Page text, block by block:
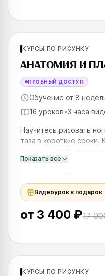
SKILLS UP
КУРСЫ ПО РИСУНКУ
АНАТОМИЯ И
ПРОБНЫЙ ДОСТУП
Обучение от 8
16 уроков•3 часа
Научитесь рисовать
таза в короткие сроки.
систему, чтобы ваши
устойчиво и выглядели
Показать все
Видеоурок в подарок
от 3 400 ₽17
SKILLS UP
КУРСЫ ПО РИСУНКУ